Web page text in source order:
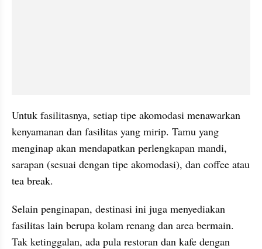
Untuk fasilitasnya, setiap tipe akomodasi menawarkan
kenyamanan dan fasilitas yang mirip. Tamu yang
menginap akan mendapatkan perlengkapan mandi,
sarapan (sesuai dengan tipe akomodasi), dan coffee atau
tea break.
Selain penginapan, destinasi ini juga menyediakan
fasilitas lain berupa kolam renang dan area bermain.
Tak ketinggalan, ada pula restoran dan kafe dengan